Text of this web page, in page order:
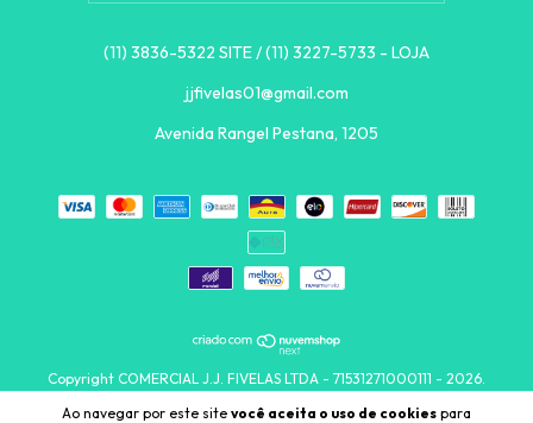
Ao navegar por este site você aceita o uso de cookies para
(11) 3836-5322 SITE / (11) 3227-5733 - LOJA
jjfivelas01@gmail.com
Avenida Rangel Pestana, 1205
Copyright COMERCIAL J.J. FIVELAS LTDA - 71531271000111 - 2026.
Todos os direitos reservados.